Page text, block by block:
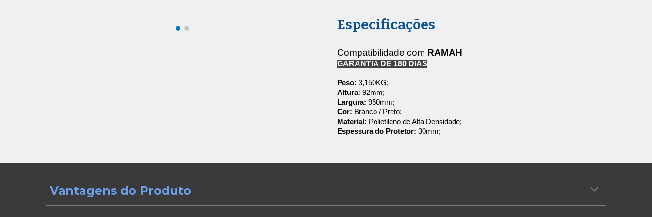
Especificações
Compatibilidade com RAMAH
GARANTIA DE 180 DIAS
Peso: 3,150KG;
Altura: 92mm;
Largura: 950mm;
Cor: Branco / Preto;
Material: Polietileno de Alta Densidade;
Espessura do Protetor: 30mm;
Vantagens do Produto